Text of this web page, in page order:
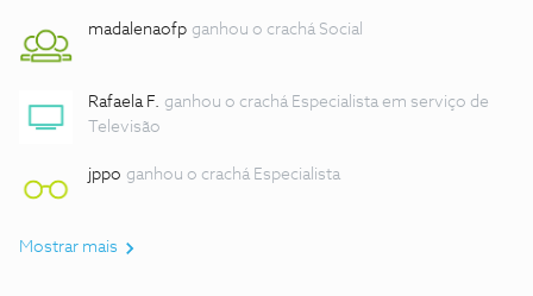
madalenaofp ganhou o crachá Social
Rafaela F. ganhou o crachá Especialista em serviço de
Televisão
jppo ganhou o crachá Especialista
Mostrar mais